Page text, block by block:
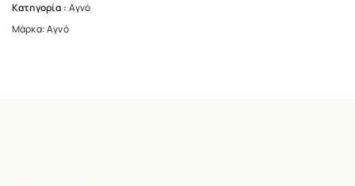
Κατηγορία : Αγνό
Μάρκα:Αγνό